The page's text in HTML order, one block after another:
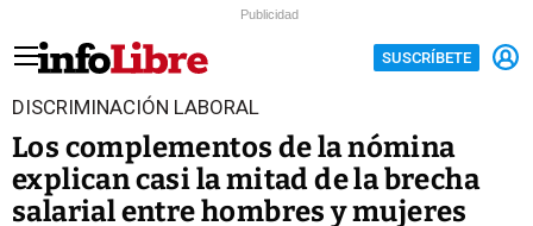
Publicidad
SUSCRÍBETE
DISCRIMINACIÓN LABORAL
Los complementos de la nómina
explican casi la mitad de la brecha
salarial entre hombres y mujeres